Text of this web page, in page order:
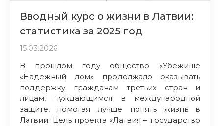
Вводный курс о жизни в Латвии:
статистика за 2025 год
15.03.2026
В прошлом году общество «Убежище
«Надежный дом» продолжало оказывать
поддержку гражданам третьих стран и
лицам, нуждающимся в международной
защите, помогая лучше понять жизнь в
Латвии. Цель проекта «Латвия – государство